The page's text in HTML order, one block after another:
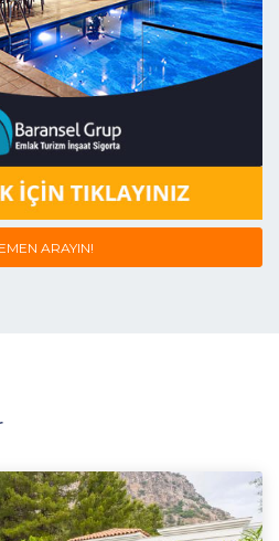
ARAYIN!